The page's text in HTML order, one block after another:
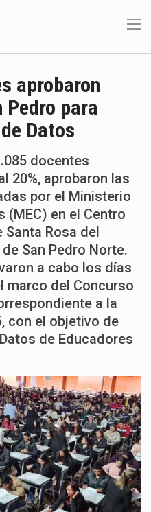
aprobaron
Pedro para
Datos
docentes
20%, aprobaron las
por el Ministerio
(MEC) en el Centro
Rosa del
San Pedro Norte.
a cabo los días
marco del Concurso
a la
con el objetivo de
de Educadores